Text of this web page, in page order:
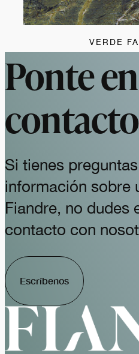
VERDE
Ponte en
contacto
Si tienes
información sobre
Fiandre, no dudes
contacto con
Escríbenos